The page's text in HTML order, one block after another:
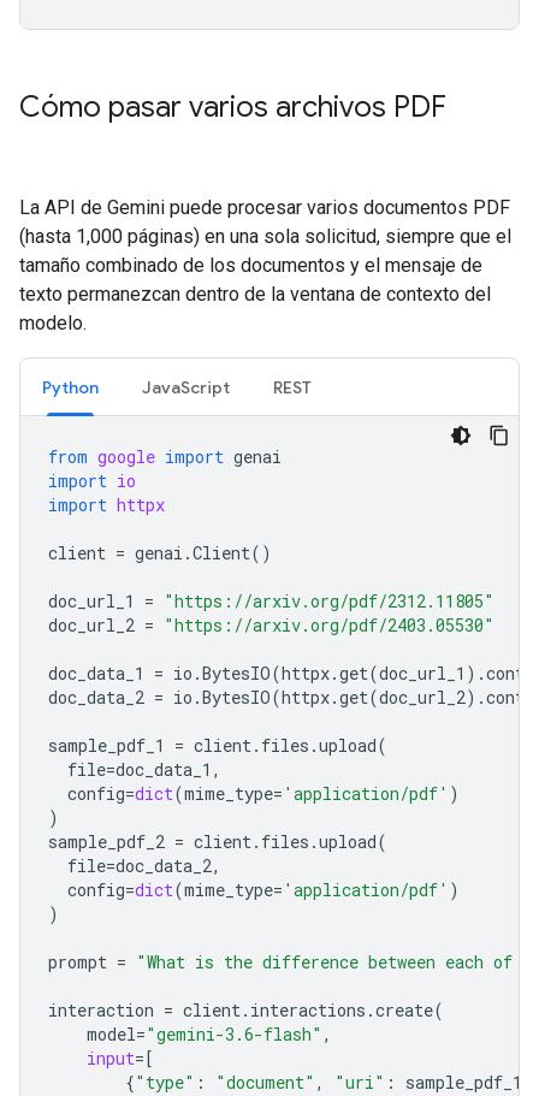
Cómo pasar varios archivos PDF
La API de Gemini puede procesar varios documentos PDF
(hasta 1,000 páginas) en una sola solicitud, siempre que el
tamaño combinado de los documentos y el mensaje de
texto permanezcan dentro de la ventana de contexto del
modelo.
Python JavaScript REST
from google import genai
import io
import httpx
client = genai .Client()
doc_url_1 = "https://arxiv.org/pdf/2312.11805"
doc_url_2 = "https://arxiv.org/pdf/2403.05530"
doc_data_1 = io .BytesIO(httpx.get(doc_url_1 ) .
doc_data_2 = io .BytesIO(httpx.get(doc_url_2) .
sample_pdf_1 = client. files .upload(
file=doc_data_1 ,
config=dict(mime_type= 'application/pdf' )
)
sample_pdf_2 = client. files .upload(
file=doc_data_2,
config=dict(mime_type= 'application/pdf' )
)
prompt = "What is the difference between each of
interaction = client. interactions .create(
model="gemini-3.6-flash" ,
input=[
{"type" : "document" , "uri" : sample_pdf_1